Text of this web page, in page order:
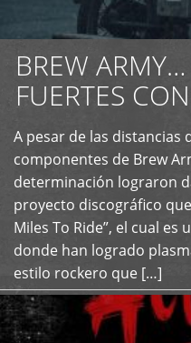
BREW
FUERTES
A pesar de las distancias
componentes de Brew
determinación lograron
proyecto discográfico
Miles To Ride”, el cual es
donde han logrado
estilo rockero que […]